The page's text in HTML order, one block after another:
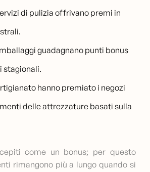
di pulizia offrivano premi in
guadagnano punti bonus
stagionali.
hanno premiato i negozi
delle attrezzature basati sulla
come un bonus; per questo
rimangono più a lungo quando si